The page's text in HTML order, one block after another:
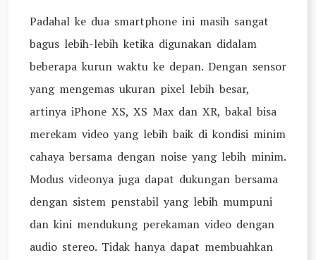
Padahal ke dua smartphone ini masih sangat
bagus lebih-lebih ketika digunakan didalam
beberapa kurun waktu ke depan. Dengan sensor
yang mengemas ukuran pixel lebih besar,
artinya iPhone XS, XS Max dan XR, bakal bisa
merekam video yang lebih baik di kondisi minim
cahaya bersama dengan noise yang lebih minim.
Modus videonya juga dapat dukungan bersama
dengan sistem penstabil yang lebih mumpuni
dan kini mendukung perekaman video dengan
audio stereo. Tidak hanya dapat membuahkan